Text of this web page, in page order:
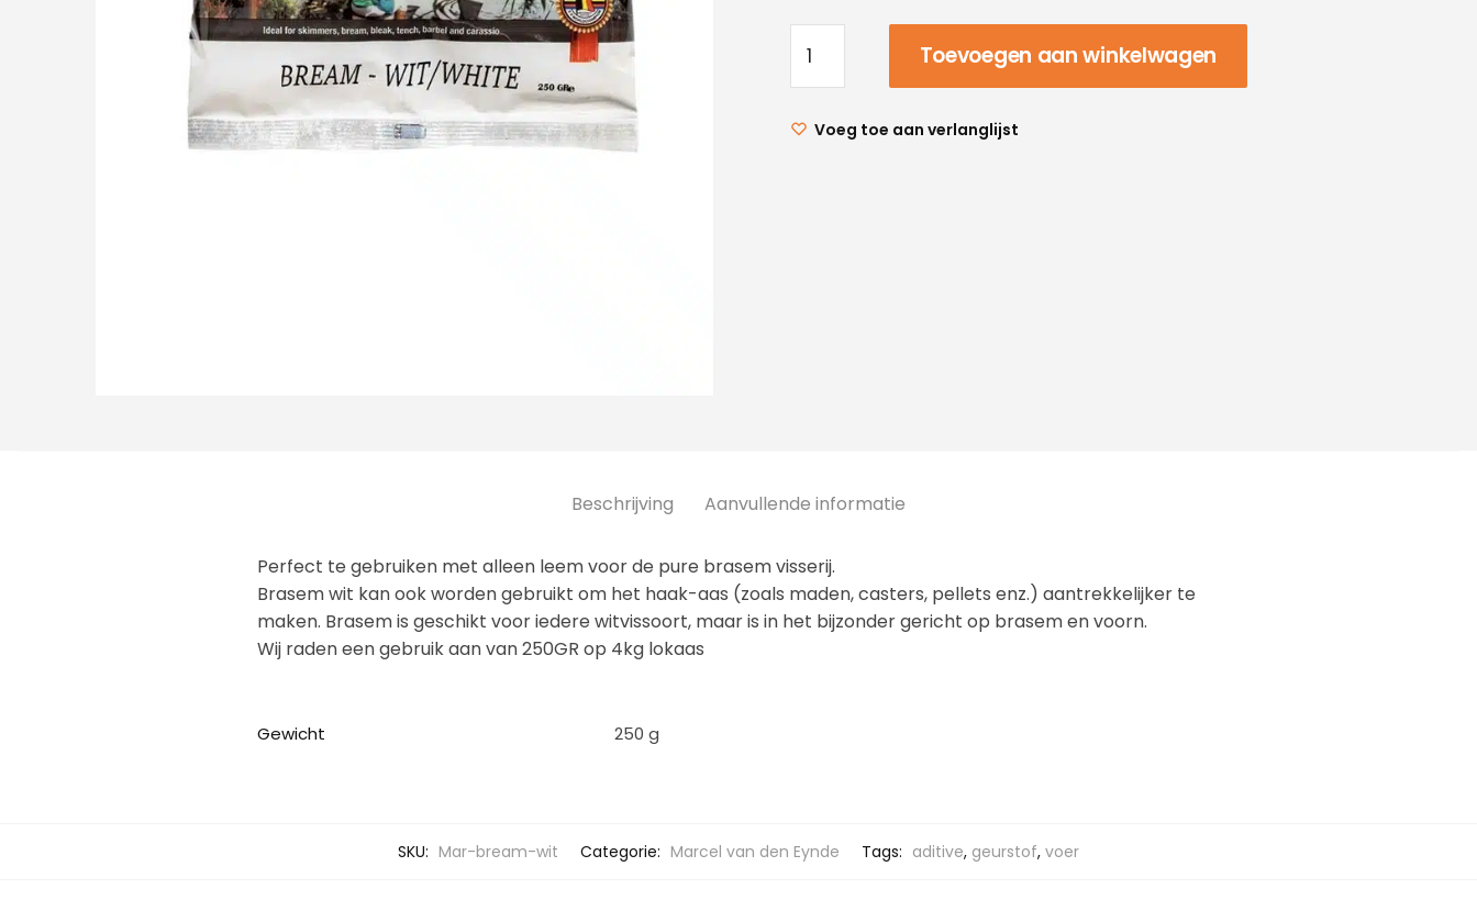
Toevoegen aan winkelwagen
Voeg toe aan verlanglijst
Beschrijving Aanvullende informatie
Perfect te gebruiken met alleen leem voor de pure brasem visserij.
Brasem wit kan ook worden gebruikt om het haak-aas (zoals maden, casters, pellets enz.) aantrekkelijker te
maken. Brasem is geschikt voor iedere witvissoort, maar is in het bijzonder gericht op brasem en voorn.
Wij raden een gebruik aan van 250GR op 4kg lokaas
Gewicht 250 g
SKU: Mar-bream-wit Categorie: Marcel van den Eynde Tags: aditive, geurstof, voer